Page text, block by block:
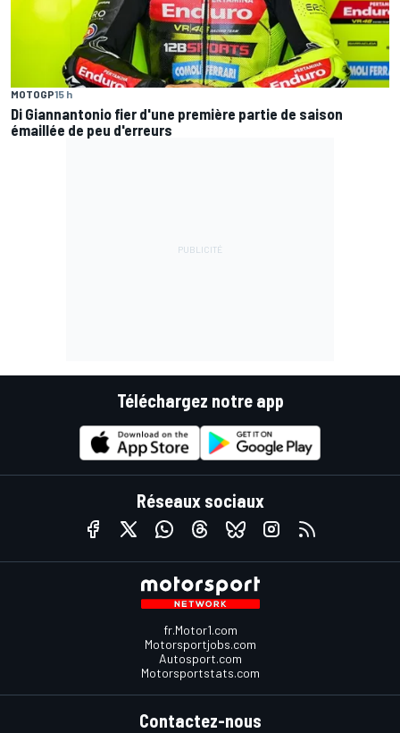
MOTOGP15 h
Di Giannantonio fier d'une première partie de saison
émaillée de peu d'erreurs
Téléchargez notre app
Réseaux sociaux
fr.Motor1.com
Motorsportjobs.com
Autosport.com
Motorsportstats.com
Contactez-nous